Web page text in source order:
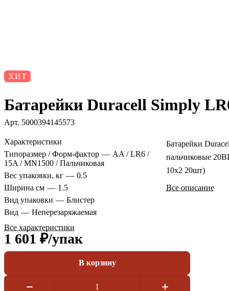
ХИТ
Батарейки Duracell Simply
Арт. 5000394145573
Характеристики
Типоразмер / Форм-фактор — AA / LR6 /
15A / MN1500 / Пальчиковая
Вес упаковки, кг — 0.5
Ширина см — 1.5
Вид упаковки — Блистер
Вид — Неперезаряжаемая
Все характеристики
Батарейки
пальчиковые
10x2 20шт)
Все описание
1 601 ₽/упак
В корзину